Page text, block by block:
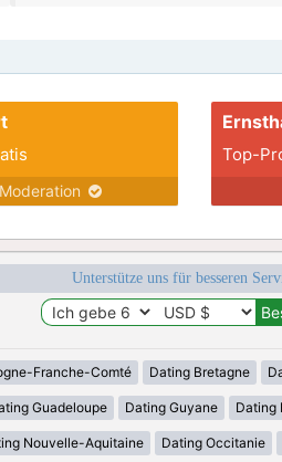
Moderation
Top-
Unterstütze uns für besseren
Franche-Comté Dating Bretagne
Guadeloupe Dating Guyane Dating
Nouvelle-Aquitaine Dating Occitanie